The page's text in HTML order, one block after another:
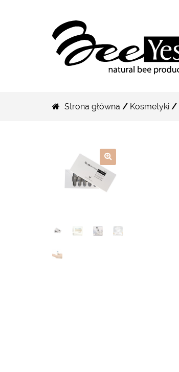
Strona główna / Kosmetyki/